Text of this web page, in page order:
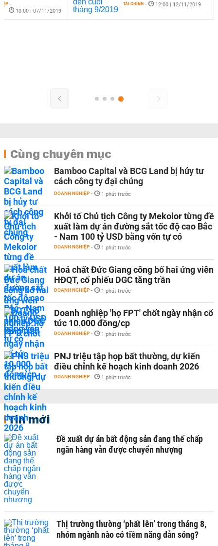
TÀI CHÍNH - 12:00 | 12/11/2019
-
10:00 | 07/11/2019
Cùng chuyên mục
Bamboo Capital và BCG Land bị hủy tư
cách công ty đại chúng
DOANH NGHIỆP - 1 phút trước
Khởi tố Chủ tịch Công ty Mekolor từng đề
xuất làm dự án đường sắt tốc độ cao Bắc
- Nam 100 tỷ USD bằng vốn tự có
DOANH NGHIỆP - 1 phút trước
Hoá chất Đức Giang công bố hai ứng viên
HĐQT, cổ phiếu DGC tăng trần
DOANH NGHIỆP - 1 phút trước
Doanh nghiệp 'họ FPT' chốt ngày nhận cổ
tức 10.000 đồng/cp
DOANH NGHIỆP - 1 phút trước
PNJ triệu tập họp bất thường, dự kiến
điều chỉnh kế hoạch kinh doanh 2026
DOANH NGHIỆP - 1 phút trước
Tin mới
Đề xuất dự án bất động sản đang thế chấp
ngân hàng vẫn được chuyển nhượng
Thị trường thường ‘phất lên’ trong tháng 8,
nhóm ngành nào có tiềm năng dẫn sóng?